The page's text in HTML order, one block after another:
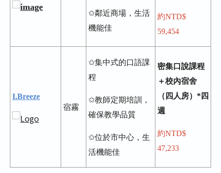
✩鄰近商場，生活
機能佳
約NTD$
59,454
I.Breeze
宿霧
✩集中式的口語課
程
✩教師定期培訓，
確保教學品質
✩位於市中心，生
活機能佳
密集口說課程
＋校內宿舍
（四人房）*四
週
約NTD$
47,233